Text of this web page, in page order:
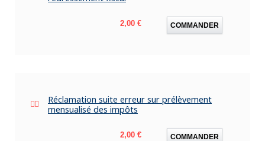
Prix
2,00 € COMMANDER
Réclamation suite erreur sur prélèvement
mensualisé des impôts
Prix
2,00 € COMMANDER